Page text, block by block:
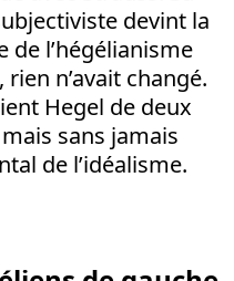
devint la
de l’hégélianisme
n’avait changé.
Hegel de deux
sans jamais
de l’idéalisme.